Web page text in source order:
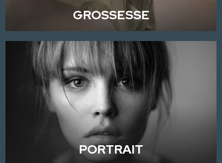
GROSSESSE
PORTRAIT